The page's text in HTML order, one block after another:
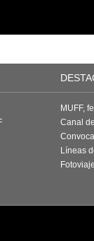
MUFF,
Canal
Líneas